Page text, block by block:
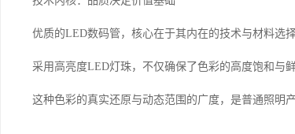
优质的LED数码管，核心在于其内在的技术与材料选择
采用高亮度LED灯珠，不仅确保了色彩的高度饱和与
这种色彩的真实还原与动态范围的广度，是普通照明